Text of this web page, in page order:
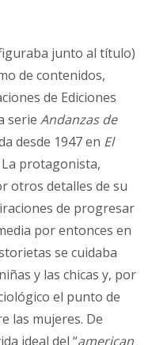
junto al título)
de contenidos,
de Ediciones
serie Andanzas de
desde 1947 en El
protagonista,
otros detalles de su
de progresar
por entonces en
se cuidaba
y las chicas y, por
el punto de
las mujeres. De
ideal del “american